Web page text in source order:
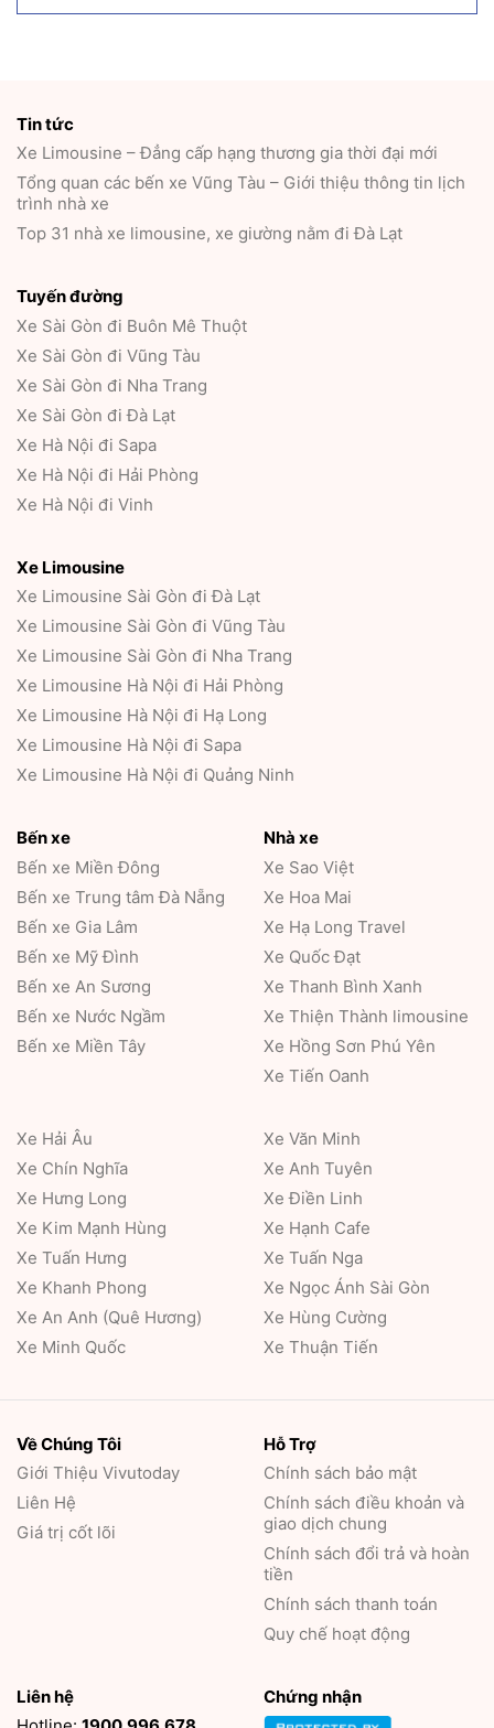
Tin tức
Xe Limousine – Đẳng cấp hạng thương gia thời đại mới
Tổng quan các bến xe Vũng Tàu – Giới thiệu thông tin lịch
trình nhà xe
Top 31 nhà xe limousine, xe giường nằm đi Đà Lạt
Tuyến đường
Xe Sài Gòn đi Buôn Mê Thuột
Xe Sài Gòn đi Vũng Tàu
Xe Sài Gòn đi Nha Trang
Xe Sài Gòn đi Đà Lạt
Xe Hà Nội đi Sapa
Xe Hà Nội đi Hải Phòng
Xe Hà Nội đi Vinh
Xe Limousine
Xe Limousine Sài Gòn đi Đà Lạt
Xe Limousine Sài Gòn đi Vũng Tàu
Xe Limousine Sài Gòn đi Nha Trang
Xe Limousine Hà Nội đi Hải Phòng
Xe Limousine Hà Nội đi Hạ Long
Xe Limousine Hà Nội đi Sapa
Xe Limousine Hà Nội đi Quảng Ninh
Bến xe
Bến xe Miền Đông
Bến xe Trung tâm Đà Nẵng
Bến xe Gia Lâm
Bến xe Mỹ Đình
Bến xe An Sương
Bến xe Nước Ngầm
Bến xe Miền Tây
Nhà xe
Xe Sao Việt
Xe Hoa Mai
Xe Hạ Long Travel
Xe Quốc Đạt
Xe Thanh Bình Xanh
Xe Thiện Thành limousine
Xe Hồng Sơn Phú Yên
Xe Tiến Oanh
Xe Hải Âu
Xe Chín Nghĩa
Xe Hưng Long
Xe Kim Mạnh Hùng
Xe Tuấn Hưng
Xe Khanh Phong
Xe An Anh (Quê Hương)
Xe Minh Quốc
Xe Văn Minh
Xe Anh Tuyên
Xe Điền Linh
Xe Hạnh Cafe
Xe Tuấn Nga
Xe Ngọc Ánh Sài Gòn
Xe Hùng Cường
Xe Thuận Tiến
Về Chúng Tôi
Giới Thiệu Vivutoday
Liên Hệ
Giá trị cốt lõi
Hỗ Trợ
Chính sách bảo mật
Chính sách điều khoản và
giao dịch chung
Chính sách đổi trả và hoàn
tiền
Chính sách thanh toán
Quy chế hoạt động
Liên hệ
Chứng nhận